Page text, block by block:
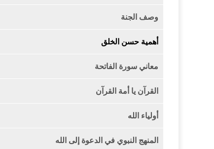
وصف الجنة
أهمية حسن الخلق
معاني سورة الفاتحة
القرآن يا أمة القرآن
أولياء الله
المنهج النبوي في الدعوة إلى الله